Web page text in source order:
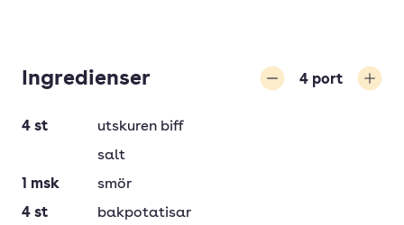
Ingredienser 4 port
4 st
utskuren biff
salt
1 msk
smör
4 st
bakpotatisar